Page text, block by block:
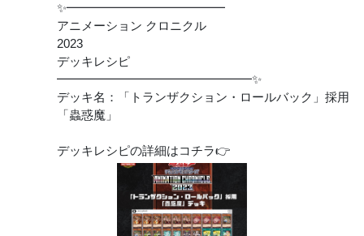
✨━━━━━━━━━━━━━
アニメーション クロニクル
2023
デッキレシピ
━━━━━━━━━━━━━━━━✨
デッキ名：「トランザクション・ロールバック」採用
「蟲惑魔」
デッキレシピの詳細はコチラ👉